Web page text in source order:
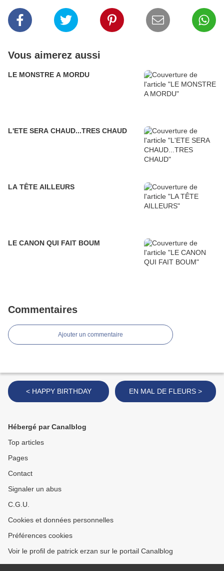
Vous aimerez aussi
LE MONSTRE A MORDU
L'ETE SERA CHAUD...TRES CHAUD
LA TÊTE AILLEURS
LE CANON QUI FAIT BOUM
Commentaires
Ajouter un commentaire
< HAPPY BIRTHDAY EN MAL DE FLEURS >
Hébergé par Canalblog
Top articles
Pages
Contact
Signaler un abus
C.G.U.
Cookies et données personnelles
Préférences cookies
Voir le profil de patrick erzan sur le portail Canalblog